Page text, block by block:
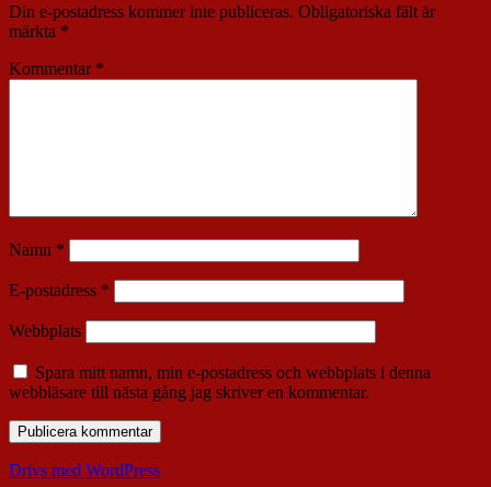
Din e-postadress kommer inte publiceras. Obligatoriska fält är
märkta *
Kommentar *
Namn *
E-postadress *
Webbplats
Spara mitt namn, min e-postadress och webbplats i denna
webbläsare till nästa gång jag skriver en kommentar.
Drivs med WordPress